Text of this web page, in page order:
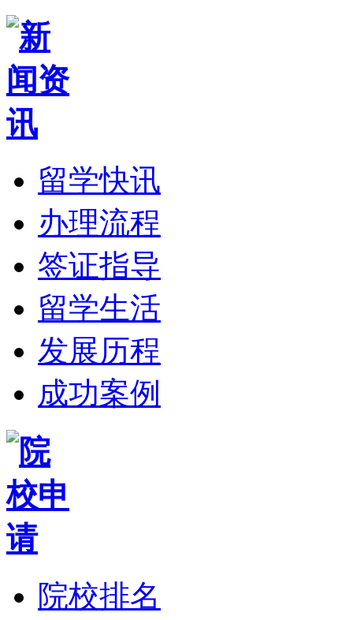
留学快讯
办理流程
签证指导
留学生活
发展历程
成功案例
院校排名